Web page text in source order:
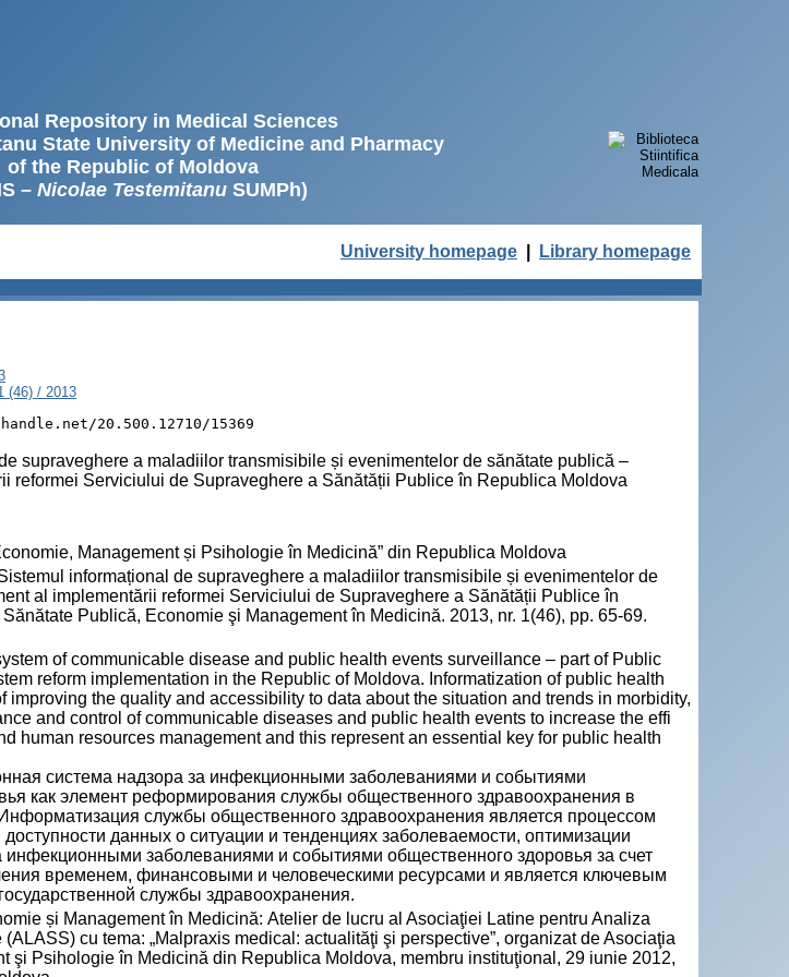
Repository in Medical Sciences
State University of Medicine and Pharmacy
of the Republic of Moldova
– Nicolae TestemitanuSUMPh)
University homepage Library homepage
(46) / 2013
20.500.12710/15369
supraveghere a maladiilor transmisibile și evenimentelor de sănătate publică –
reformei Serviciului de Supraveghere a Sănătății Publice în Republica Moldova
Management și Psihologie în Medicină” din Republica Moldova
informațional de supraveghere a maladiilor transmisibile și evenimentelor de
al implementării reformei Serviciului de Supraveghere a Sănătății Publice în
Publică, Economie şi Management în Medicină. 2013, nr. 1(46), pp. 65-69.
of communicable disease and public health events surveillance – part of Public
reform implementation in the Republic of Moldova. Informatization of public health
improving the quality and accessibility to data about the situation and trends in morbidity,
and control of communicable diseases and public health events to increase the effi
human resources management and this represent an essential key for public health
система надзора за инфекционными заболеваниями и событиями
как элемент реформирования службы общественного здравоохранения в
службы общественного здравоохранения является процессом
данных о ситуации и тенденциях заболеваемости, оптимизации
инфекционными заболеваниями и событиями общественного здоровья за счет
временем, финансовыми и человеческими ресурсами и является ключевым
службы здравоохранения.
și Management în Medicină: Atelier de lucru al Asociaţiei Latine pentru Analiza
cu tema: „Malpraxis medical: actualităţi şi perspective”, organizat de Asociaţia
şi Psihologie în Medicină din Republica Moldova, membru instituţional, 29 iunie 2012,